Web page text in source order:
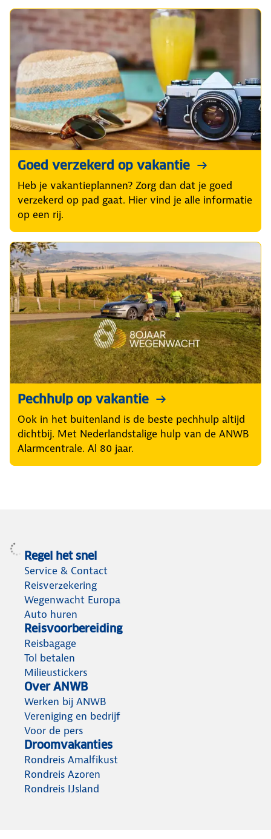
Goed verzekerd op vakantie
Heb je vakantieplannen? Zorg dan dat je goed
verzekerd op pad gaat. Hier vind je alle informatie
op een rij.
Pechhulp op vakantie
Ook in het buitenland is de beste pechhulp altijd
dichtbij. Met Nederlandstalige hulp van de ANWB
Alarmcentrale. Al 80 jaar.
Regel het snel
Service & Contact
Reisverzekering
Wegenwacht Europa
Auto huren
Reisvoorbereiding
Reisbagage
Tol betalen
Milieustickers
Over ANWB
Werken bij ANWB
Vereniging en bedrijf
Voor de pers
Droomvakanties
Rondreis Amalfikust
Rondreis Azoren
Rondreis IJsland